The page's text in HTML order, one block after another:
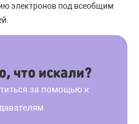
электронов под всеобщим
что искали?
за помощью к